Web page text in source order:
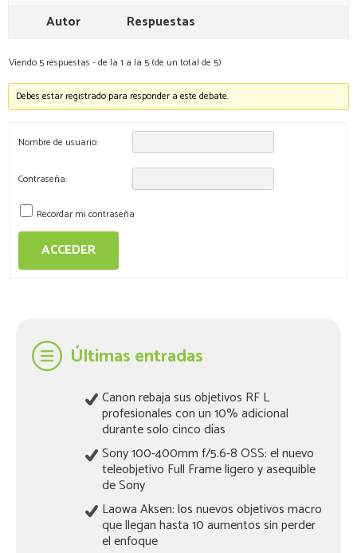
Autor
Respuestas
Viendo 5 respuestas - de la 1 a la 5 (de un total de 5)
Debes estar registrado para responder a este debate.
Nombre de usuario:
Contraseña:
Recordar mi contraseña
ACCEDER
Últimas entradas
Canon rebaja sus objetivos RF L
profesionales con un 10% adicional
durante solo cinco días
Sony 100-400mm f/5.6-8 OSS: el nuevo
teleobjetivo Full Frame ligero y asequible
de Sony
Laowa Aksen: los nuevos objetivos macro
que llegan hasta 10 aumentos sin perder
el enfoque